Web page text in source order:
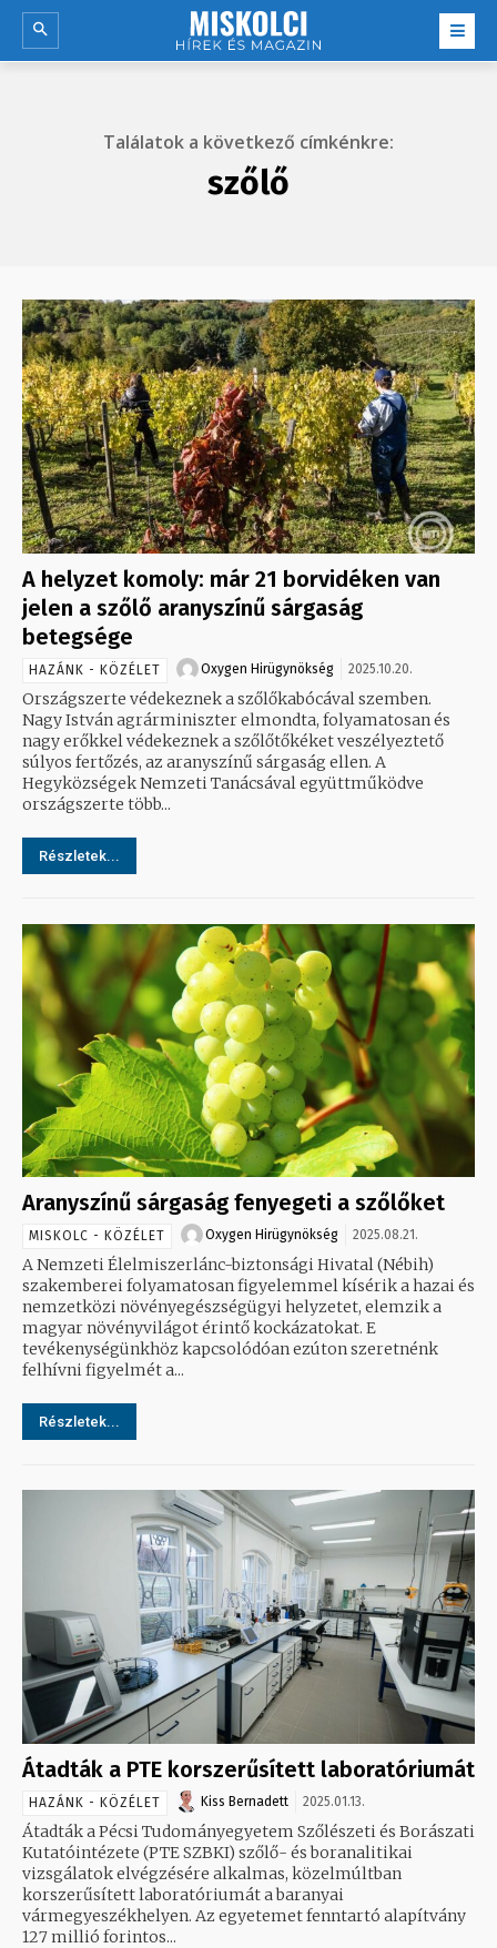
Találatok a következő címkénkre:
szőlő
A helyzet komoly: már 21 borvidéken van
jelen a szőlő aranyszínű sárgaság
betegsége
HAZÁNK - KÖZÉLET Oxygen Hirügynökség 2025.10.20.
Országszerte védekeznek a szőlőkabócával szemben.
Nagy István agrárminiszter elmondta, folyamatosan és
nagy erőkkel védekeznek a szőlőtőkéket veszélyeztető
súlyos fertőzés, az aranyszínű sárgaság ellen. A
Hegyközségek Nemzeti Tanácsával együttműködve
országszerte több...
Részletek...
Aranyszínű sárgaság fenyegeti a szőlőket
MISKOLC - KÖZÉLET Oxygen Hirügynökség 2025.08.21.
A Nemzeti Élelmiszerlánc-biztonsági Hivatal (Nébih)
szakemberei folyamatosan figyelemmel kísérik a hazai és
nemzetközi növényegészségügyi helyzetet, elemzik a
magyar növényvilágot érintő kockázatokat. E
tevékenységünkhöz kapcsolódóan ezúton szeretnénk
felhívni figyelmét a...
Részletek...
Átadták a PTE korszerűsített laboratóriumát
HAZÁNK - KÖZÉLET Kiss Bernadett 2025.01.13.
Átadták a Pécsi Tudományegyetem Szőlészeti és Borászati
Kutatóintézete (PTE SZBKI) szőlő- és boranalitikai
vizsgálatok elvégzésére alkalmas, közelmúltban
korszerűsített laboratóriumát a baranyai
vármegyeszékhelyen. Az egyetemet fenntartó alapítvány
127 millió forintos...